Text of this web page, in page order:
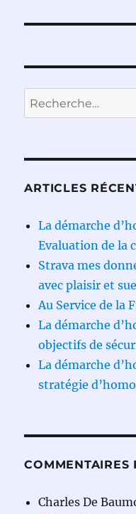
Recherche
pour :
ARTICLES
La démarche
Evaluation de la
Strava mes
avec plaisir et
Au Service de la
La démarche
objectifs de
La démarche
stratégie
COMMENTAIRES
Charles De